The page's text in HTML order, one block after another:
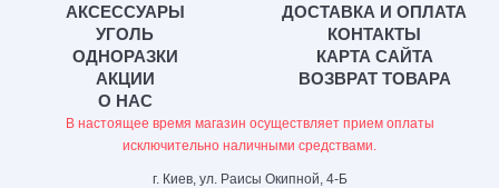
АКСЕССУАРЫ
УГОЛЬ
ОДНОРАЗКИ
АКЦИИ
О НАС
ДОСТАВКА И ОПЛАТА
КОНТАКТЫ
КАРТА САЙТА
ВОЗВРАТ ТОВАРА
В настоящее время магазин осуществляет прием оплаты
исключительно наличными средствами.
г. Киев, ул. Раисы Окипной, 4-Б